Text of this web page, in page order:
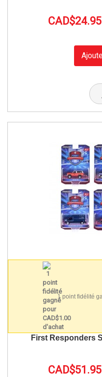
CAD$24.95
1 point fidélité
First Responders
CAD$51.95